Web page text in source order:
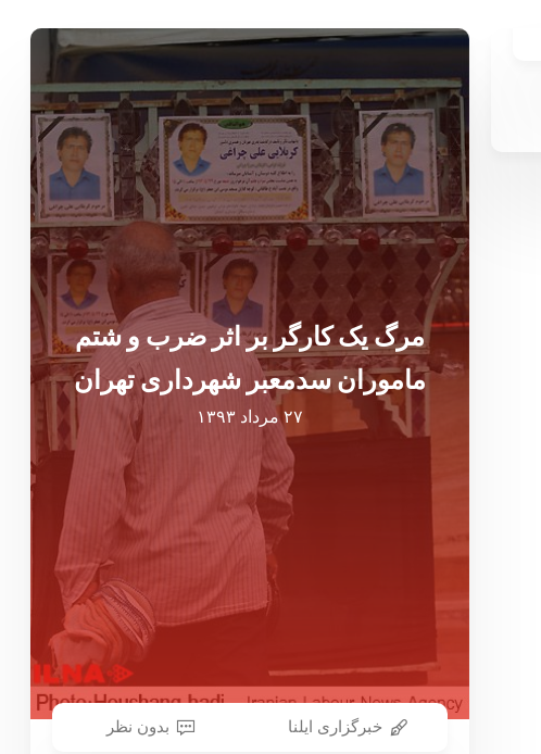
مرگ یک کارگر بر اثر ضرب و شتم
ماموران سدمعبر شهرداری تهران
۲۷ مرداد ۱۳۹۳
خبرگزاری ایلنا بدون نظر